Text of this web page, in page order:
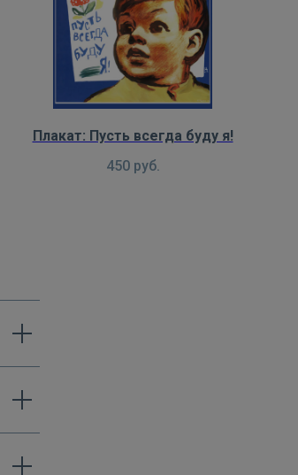
Плакат: Пусть всегда буду я!
450 руб.